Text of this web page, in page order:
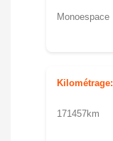
Monoespace
Kilométrage:
171457km